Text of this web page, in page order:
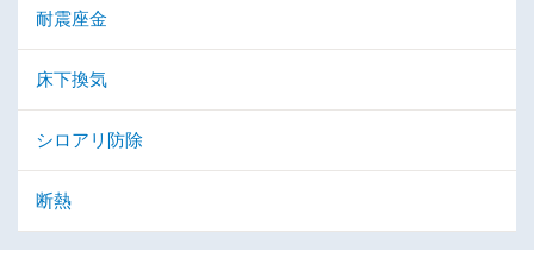
耐震座金
床下換気
シロアリ防除
断熱